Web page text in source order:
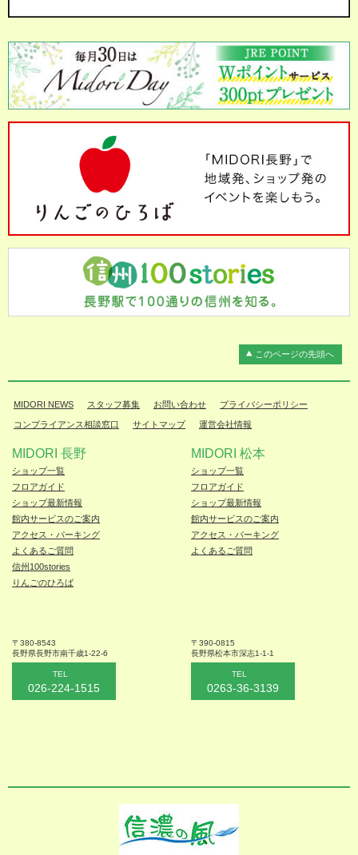
このページの先頭へ
MIDORI NEWS スタッフ募集 お問い合わせ プライバシーポリシー
コンプライアンス相談窓口 サイトマップ 運営会社情報
MIDORI 長野
ショップ一覧
フロアガイド
ショップ最新情報
館内サービスのご案内
アクセス・パーキング
よくあるご質問
信州100stories
りんごのひろば
〒380-8543
長野県長野市南千歳1-22-6
TEL
026-224-1515
MIDORI 松本
ショップ一覧
フロアガイド
ショップ最新情報
館内サービスのご案内
アクセス・パーキング
よくあるご質問
〒390-0815
長野県松本市深志1-1-1
TEL
0263-36-3139